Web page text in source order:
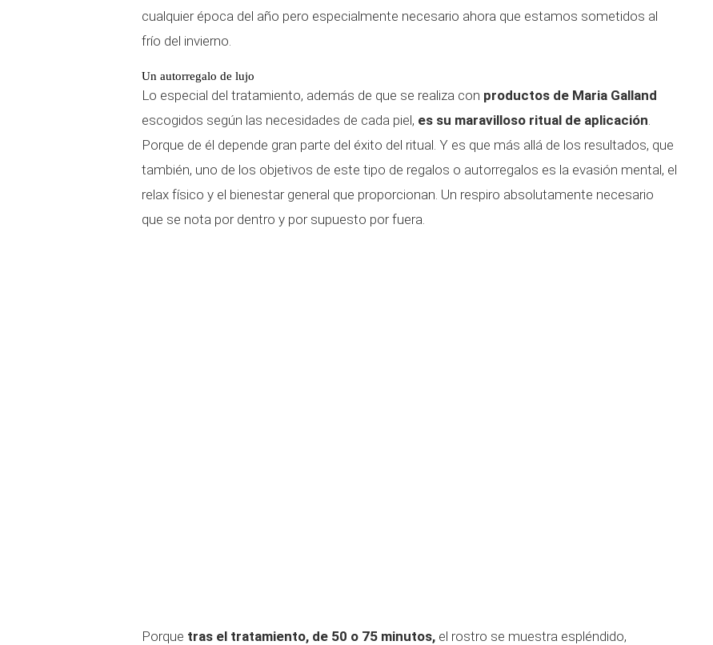
cualquier época del año pero especialmente necesario ahora que estamos sometidos al
frío del invierno.
Un autorregalo de lujo
Lo especial del tratamiento, además de que se realiza con productos de Maria Galland
escogidos según las necesidades de cada piel, es su maravilloso ritual de aplicación.
Porque de él depende gran parte del éxito del ritual. Y es que más allá de los resultados, que
también, uno de los objetivos de este tipo de regalos o autorregalos es la evasión mental, el
relax físico y el bienestar general que proporcionan. Un respiro absolutamente necesario
que se nota por dentro y por supuesto por fuera.
Porque tras el tratamiento, de 50 o 75 minutos, el rostro se muestra espléndido,